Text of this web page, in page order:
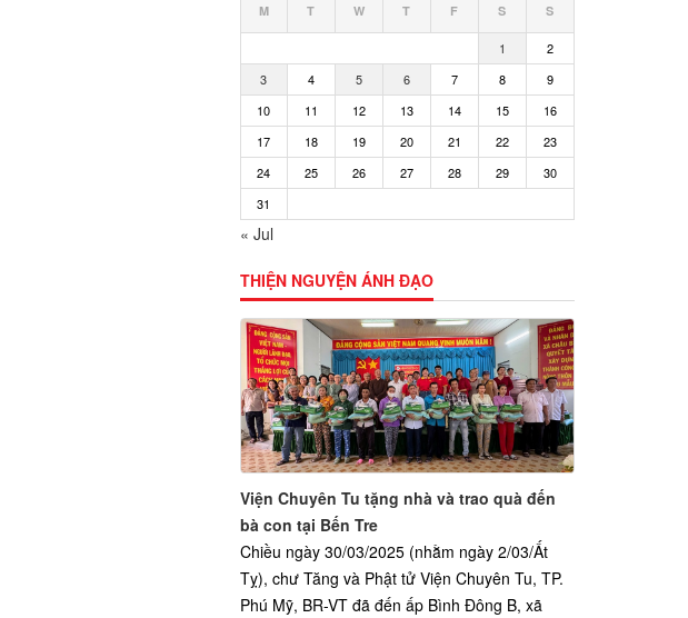
M T W T F S S
1
2
3
4 5 6 7 8
9
10
11 12 13 14 15
16
17
18 19 20 21 22
23
24
25 26 27 28 29
30
31
« Jul
THIỆN NGUYỆN ÁNH ĐẠO
Viện Chuyên Tu tặng nhà và trao quà đến
bà con tại Bến Tre
Chiều ngày 30/03/2025 (nhằm ngày 2/03/Ất
Tỵ), chư Tăng và Phật tử Viện Chuyên Tu, TP.
Phú Mỹ, BR-VT đã đến ấp Bình Đông B, xã